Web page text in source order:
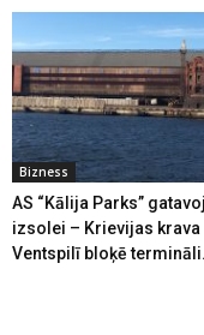
Bizness
AS “Kālija Parks”
izsolei – Krievijas krava
Ventspilī bloķē